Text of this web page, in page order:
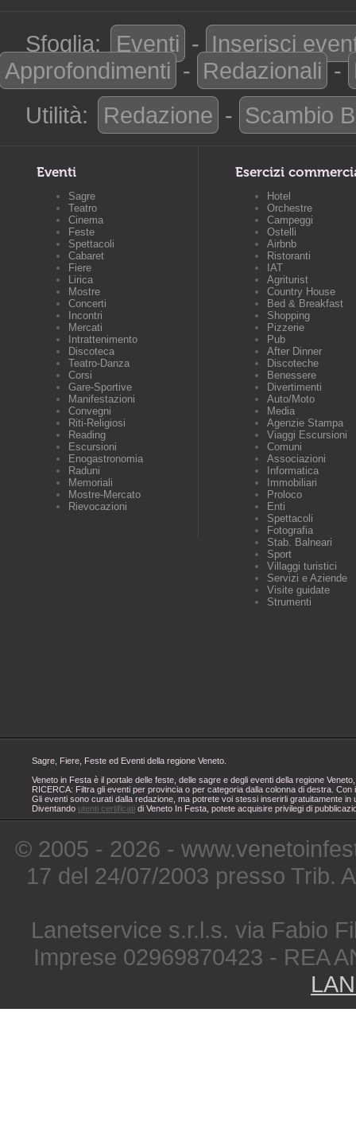
Sfoglia: Eventi - Inserisci
Approfondimenti - Redazionali -
Utilità:
Redazione - Scambio
Eventi
Sagre
Teatro
Cinema
Feste
Spettacoli
Cabaret
Fiere
Lirica
Mostre
Concerti
Incontri
Mercati
Intrattenimento
Discoteca
Teatro-Danza
Corsi
Gare-Sportive
Manifestazioni
Convegni
Riti-Religiosi
Reading
Escursioni
Enogastronomia
Raduni
Memoriali
Mostre-Mercato
Rievocazioni
Esercizi
Hotel
Orchestre
Campeggi
Ostelli
Airbnb
Ristoranti
IAT
Agriturist
Country House
Bed & Breakfast
Shopping
Pizzerie
Pub
After Dinner
Discoteche
Benessere
Divertimenti
Auto/Moto
Media
Agenzie Stampa
Viaggi Escursioni
Comuni
Associazioni
Informatica
Immobiliari
Proloco
Enti
Spettacoli
Fotografia
Stab. Balneari
Sport
Villaggi turistici
Servizi e Aziende
Visite guidate
Strumenti
Sagre, Fiere, Feste ed Eventi della regione Veneto.
Veneto in Festa è il portale delle feste, delle sagre e degli eventi della regione
RICERCA: Filtra gli eventi per provincia o per categoria dalla colonna di destra.
Gli eventi sono curati dalla redazione, ma potrete voi stessi inserirli gratuitamente
Diventando utenti certificati di Veneto In Festa, potete acquisire privilegi di
© 2005 - 2026 -
17 del 24/07/2003 presso Trib.
Lanetservice s.r.l.s. via Fabio
Imprese 02969870423 - REA